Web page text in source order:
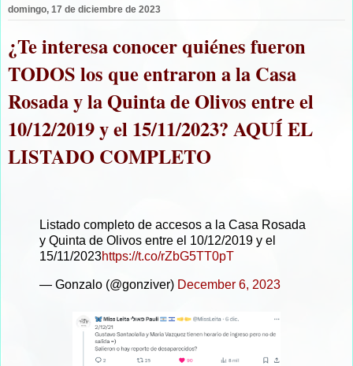
domingo, 17 de diciembre de 2023
¿Te interesa conocer quiénes fueron
TODOS los que entraron a la Casa
Rosada y la Quinta de Olivos entre el
10/12/2019 y el 15/11/2023? AQUÍ EL
LISTADO COMPLETO
Listado completo de accesos a la Casa Rosada
y Quinta de Olivos entre el 10/12/2019 y el
15/11/2023https://t.co/rZbG5TT0pT
— Gonzalo (@gonziver) December 6, 2023